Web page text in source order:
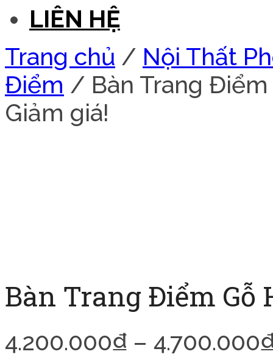
LIÊN HỆ
Trang chủ / Nội Thất
Điểm / Bàn Trang Điểm
Giảm giá!
Bàn Trang Điểm Gỗ
4.200.000₫ – 4.700.000